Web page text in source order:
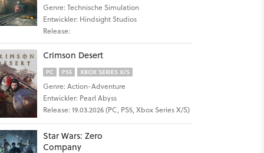
Genre: Technische Simulation
Entwickler: Hindsight Studios
Release:
Crimson Desert
PC PS5 XBOX SERIES X/S
Genre: Action-Adventure
Entwickler: Pearl Abyss
Release: 19.03.2026 (PC, PS5, Xbox Series X/S)
Star Wars: Zero
Company